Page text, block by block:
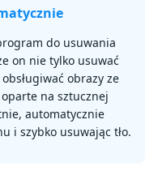
do usuwania
on nie tylko usuwać
obrazy ze
oparte na sztucznej
automatycznie
i szybko usuwając tło.